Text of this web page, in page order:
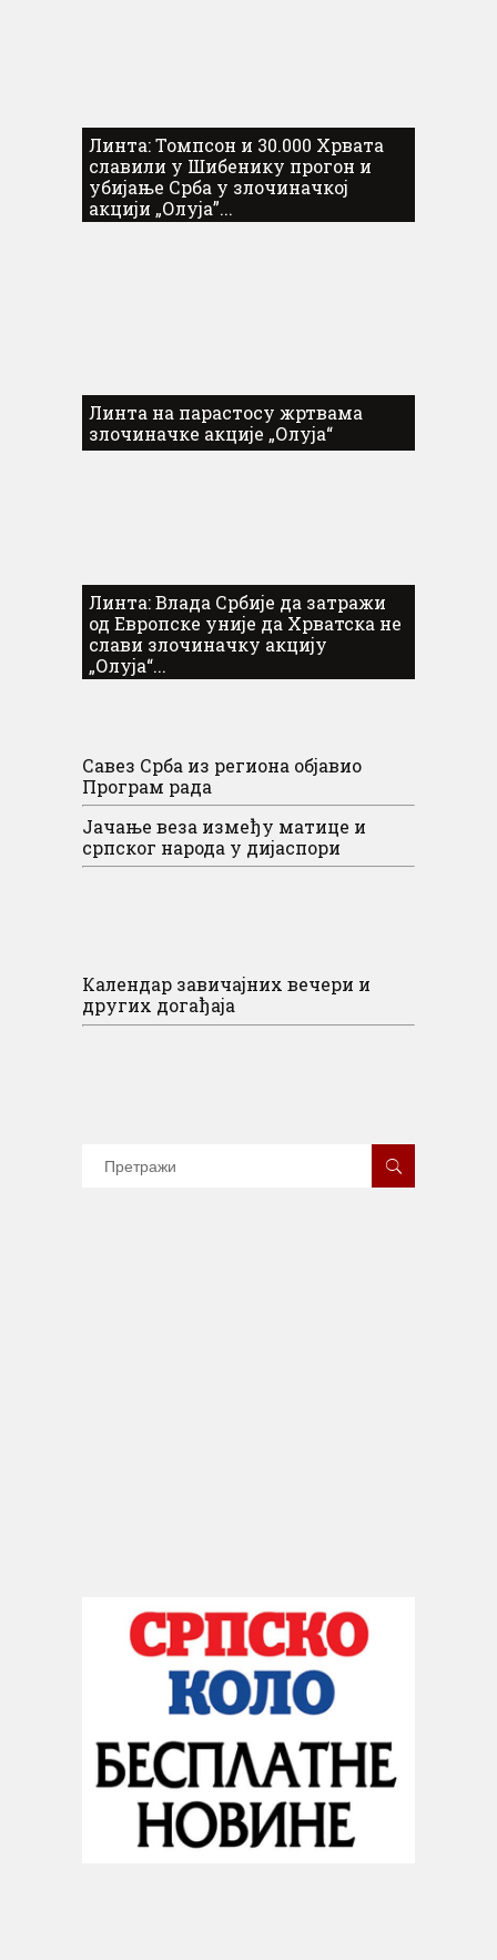
Линта: Томпсон и 30.000 Хрвата
славили у Шибенику прогон и
убијање Срба у злочиначкој
акцији „Олуја”...
Линта на парастосу жртвама
злочиначке акције „Олуја“
Линта: Влада Србије да затражи
од Европске уније да Хрватска не
слави злочиначку акцију
„Олуја“...
Савез Срба из региона објавио
Програм рада
Јачање веза између матице и
српског народа у дијаспори
Календар завичајних вечери и
других догађаја